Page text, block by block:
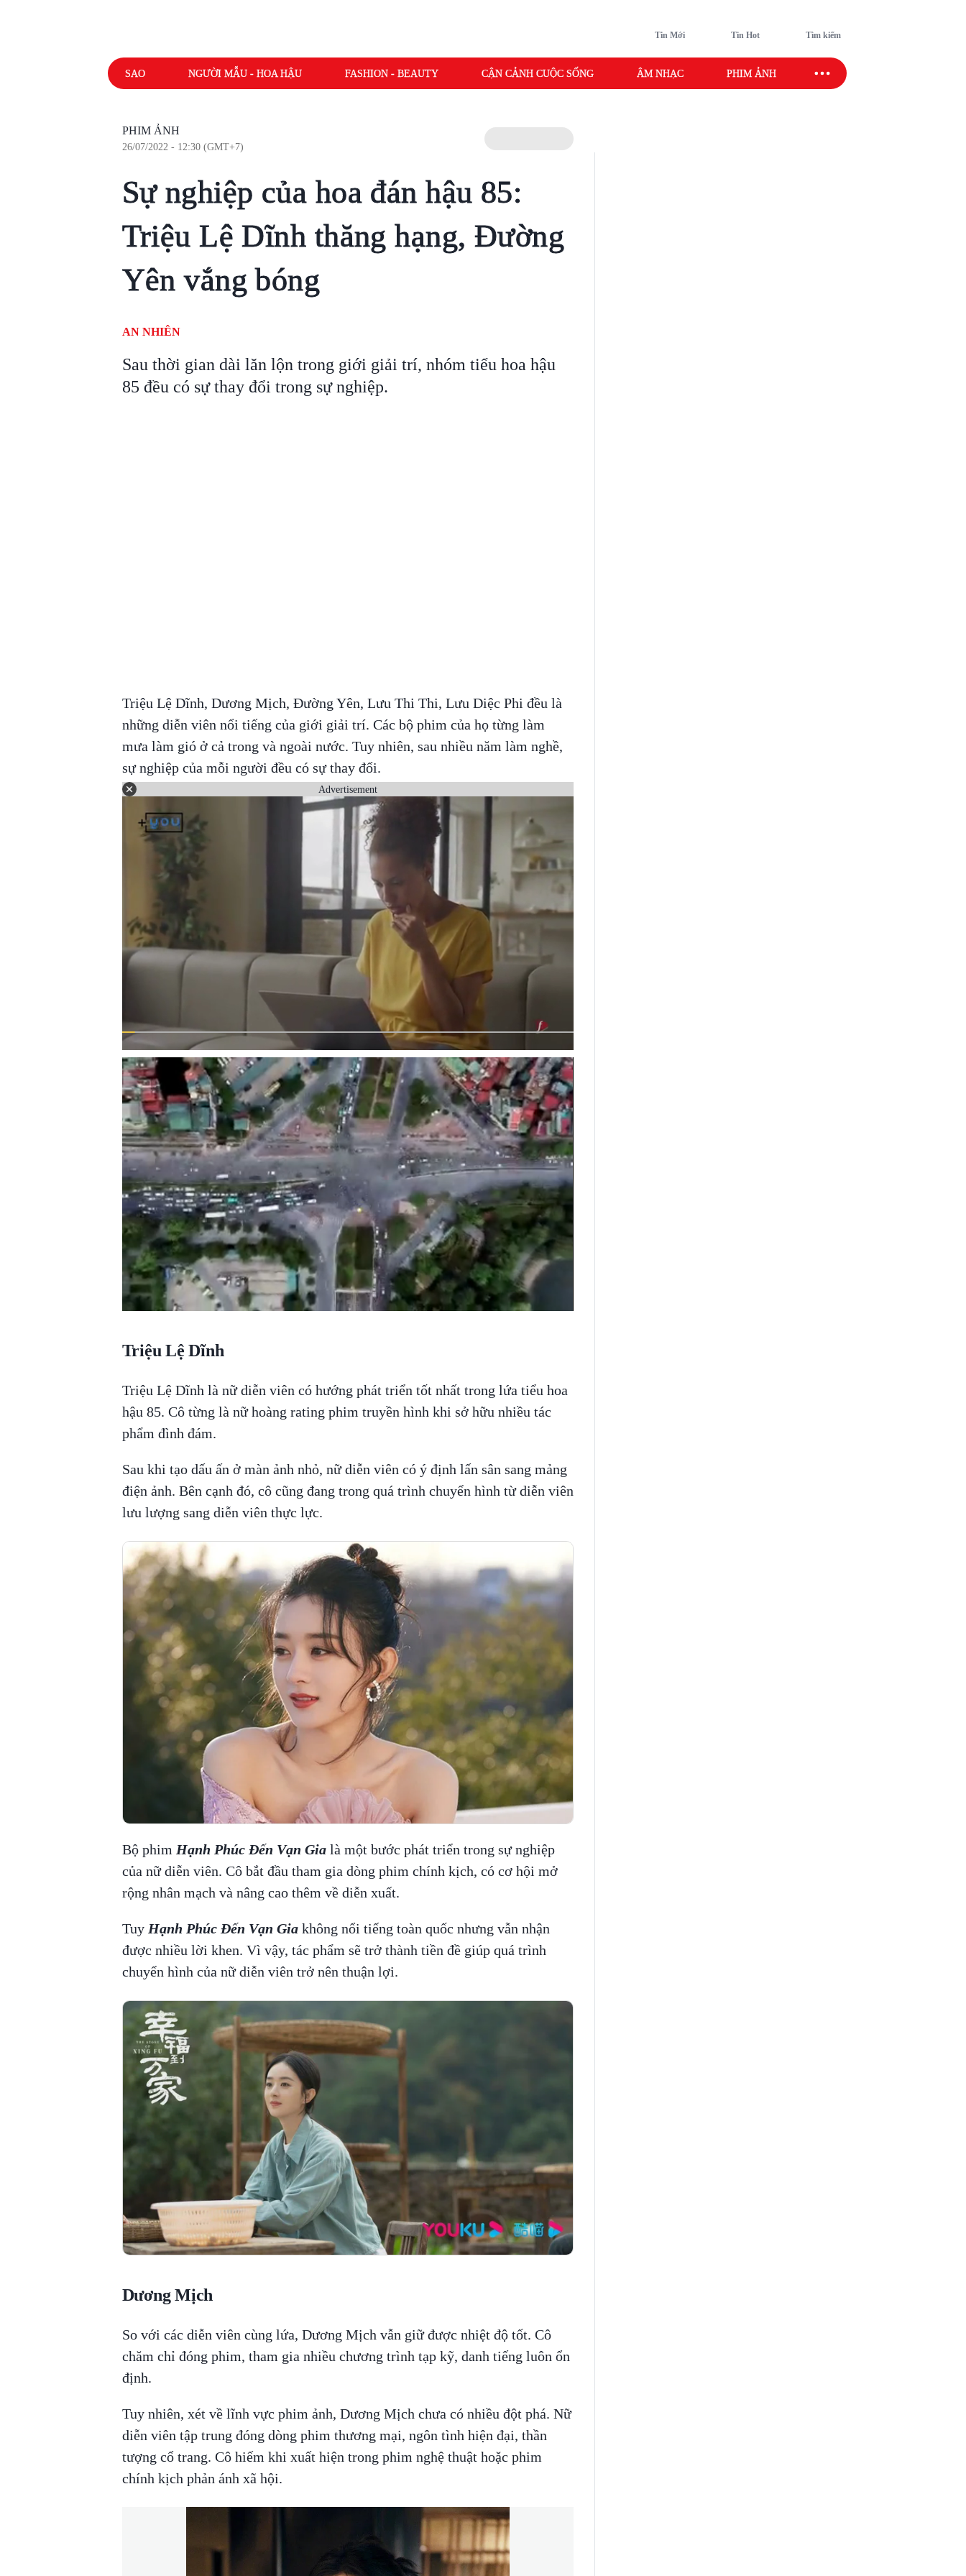
Tin Mới Tin Hot Tìm kiếm
SAO NGƯỜI MẪU - HOA HẬU FASHION - BEAUTY CẬN CẢNH CUỘC SỐNG ÂM NHẠC PHIM ẢNH SAO SPORT
PHIM ẢNH
26/07/2022 - 12:30 (GMT+7)
Sự nghiệp của hoa đán hậu 85:
Triệu Lệ Dĩnh thăng hạng, Đường
Yên vắng bóng
AN NHIÊN
Sau thời gian dài lăn lộn trong giới giải trí, nhóm tiểu hoa hậu
85 đều có sự thay đổi trong sự nghiệp.
Triệu Lệ Dĩnh, Dương Mịch, Đường Yên, Lưu Thi Thi, Lưu Diệc Phi đều là
những diễn viên nổi tiếng của giới giải trí. Các bộ phim của họ từng làm
mưa làm gió ở cả trong và ngoài nước. Tuy nhiên, sau nhiều năm làm nghề,
sự nghiệp của mỗi người đều có sự thay đổi.
Advertisement
Triệu Lệ Dĩnh
Triệu Lệ Dĩnh là nữ diễn viên có hướng phát triển tốt nhất trong lứa tiểu hoa
hậu 85. Cô từng là nữ hoàng rating phim truyền hình khi sở hữu nhiều tác
phẩm đình đám.
Sau khi tạo dấu ấn ở màn ảnh nhỏ, nữ diễn viên có ý định lấn sân sang mảng
điện ảnh. Bên cạnh đó, cô cũng đang trong quá trình chuyển hình từ diễn viên
lưu lượng sang diễn viên thực lực.
Bộ phim Hạnh Phúc Đến Vạn Gialà một bước phát triển trong sự nghiệp
của nữ diễn viên. Cô bắt đầu tham gia dòng phim chính kịch, có cơ hội mở
rộng nhân mạch và nâng cao thêm về diễn xuất.
Tuy Hạnh Phúc Đến Vạn Giakhông nổi tiếng toàn quốc nhưng vẫn nhận
được nhiều lời khen. Vì vậy, tác phẩm sẽ trở thành tiền đề giúp quá trình
chuyển hình của nữ diễn viên trở nên thuận lợi.
Dương Mịch
So với các diễn viên cùng lứa, Dương Mịch vẫn giữ được nhiệt độ tốt. Cô
chăm chỉ đóng phim, tham gia nhiều chương trình tạp kỹ, danh tiếng luôn ổn
định.
Tuy nhiên, xét về lĩnh vực phim ảnh, Dương Mịch chưa có nhiều đột phá. Nữ
diễn viên tập trung đóng dòng phim thương mại, ngôn tình hiện đại, thần
tượng cổ trang. Cô hiếm khi xuất hiện trong phim nghệ thuật hoặc phim
chính kịch phản ánh xã hội.